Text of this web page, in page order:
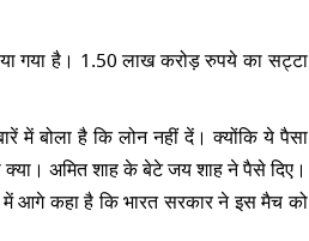
गया है। 1.50 लाख करोड़ रुपये का सट्टा
बोला है कि लोन नहीं दें। क्योंकि ये पैसा
क्या। अमित शाह के बेटे जय शाह ने पैसे दिए।
में आगे कहा है कि भारत सरकार ने इस मैच को